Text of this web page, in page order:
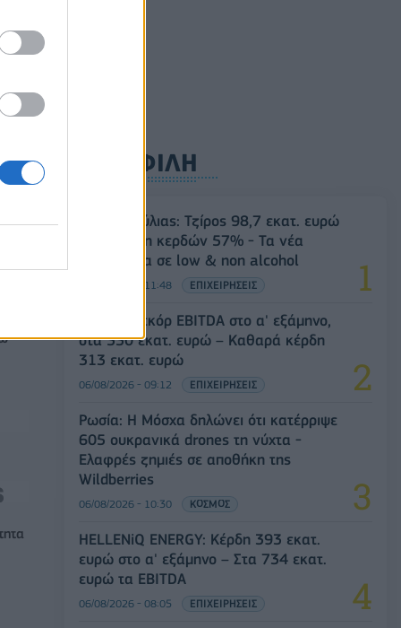
ΔΗΜΟΦΙΛΗ
Β.Σ. Καρούλιας: Τζίρος 98,7 εκατ. ευρώ
και αύξηση κερδών 57% - Τα νέα
στοιχήματα σε low & non alcohol
06/08/2026 - 11:48 ΕΠΙΧΕΙΡΗΣΕΙΣ
Metlen: Ρεκόρ EBITDA στο α' εξάμηνο,
στα 550 εκατ. ευρώ – Καθαρά κέρδη
313 εκατ. ευρώ
06/08/2026 - 09:12 ΕΠΙΧΕΙΡΗΣΕΙΣ
Ρωσία: Η Μόσχα δηλώνει ότι κατέρριψε
605 ουκρανικά drones τη νύχτα -
Ελαφρές ζημιές σε αποθήκη της
Wildberries
06/08/2026 - 10:30 ΚΟΣΜΟΣ
HELLENiQ ENERGY: Κέρδη 393 εκατ.
ευρώ στο α' εξάμηνο – Στα 734 εκατ.
ευρώ τα EBITDA
06/08/2026 - 08:05 ΕΠΙΧΕΙΡΗΣΕΙΣ